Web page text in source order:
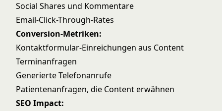
Social Shares und Kommentare
Email-Click-Through-Rates
Conversion-Metriken:
Kontaktformular-Einreichungen aus Content
Terminanfragen
Generierte Telefonanrufe
Patientenanfragen, die Content erwähnen
SEO Impact: